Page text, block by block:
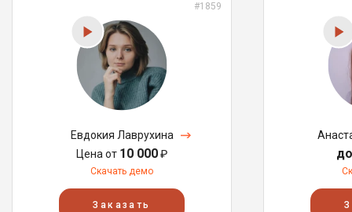
#1859
Евдокия Лаврухина
Цена от 10 000₽
Скачать демо
Заказать